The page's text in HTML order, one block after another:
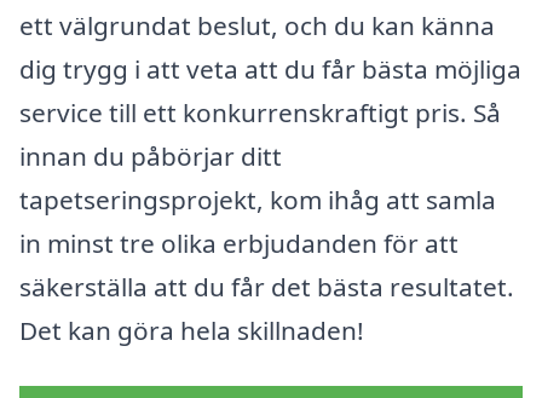
ett välgrundat beslut, och du kan känna
dig trygg i att veta att du får bästa möjliga
service till ett konkurrenskraftigt pris. Så
innan du påbörjar ditt
tapetseringsprojekt, kom ihåg att samla
in minst tre olika erbjudanden för att
säkerställa att du får det bästa resultatet.
Det kan göra hela skillnaden!